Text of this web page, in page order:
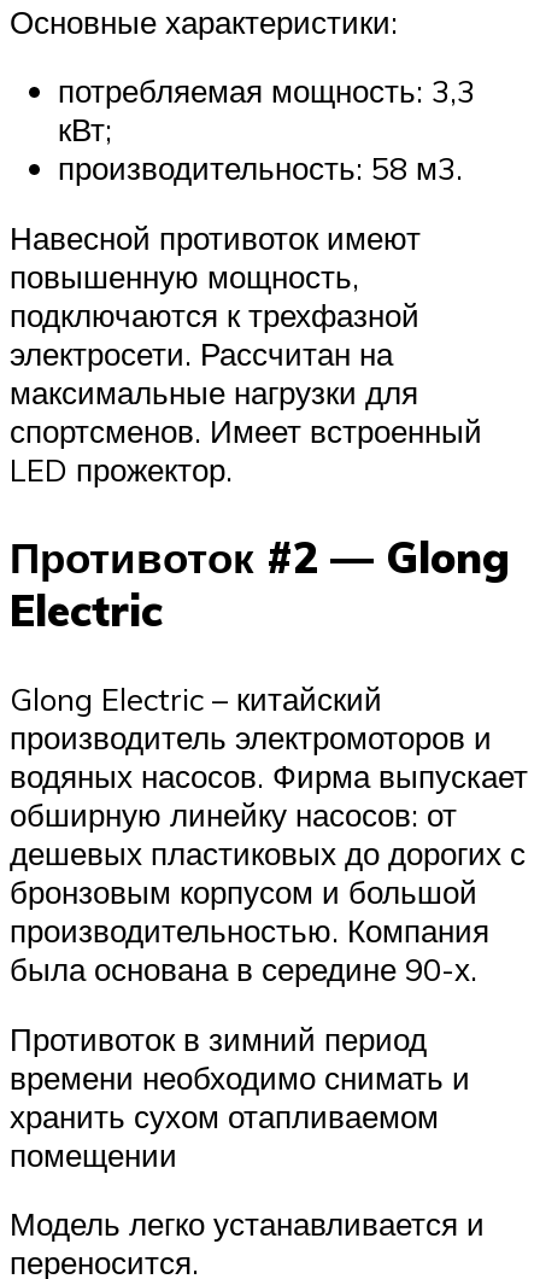
Основные характеристики:
потребляемая мощность: 3,3
кВт;
производительность: 58 м3.
Навесной противоток имеют
повышенную мощность,
подключаются к трехфазной
электросети. Рассчитан на
максимальные нагрузки для
спортсменов. Имеет встроенный
LED прожектор.
Противоток #2 — Glong
Electric
Glong Electric – китайский
производитель электромоторов и
водяных насосов. Фирма выпускает
обширную линейку насосов: от
дешевых пластиковых до дорогих с
бронзовым корпусом и большой
производительностью. Компания
была основана в середине 90-х.
Противоток в зимний период
времени необходимо снимать и
хранить сухом отапливаемом
помещении
Модель легко устанавливается и
переносится.